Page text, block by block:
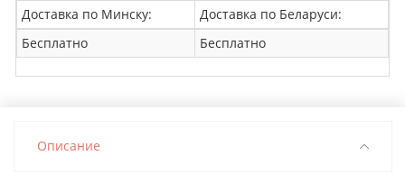
Доставка по Минску:
Доставка по Беларуси:
Бесплатно
Бесплатно
Описание